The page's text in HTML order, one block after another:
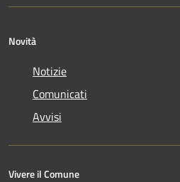
Novità
Notizie
Comunicati
Avvisi
Vivere il Comune